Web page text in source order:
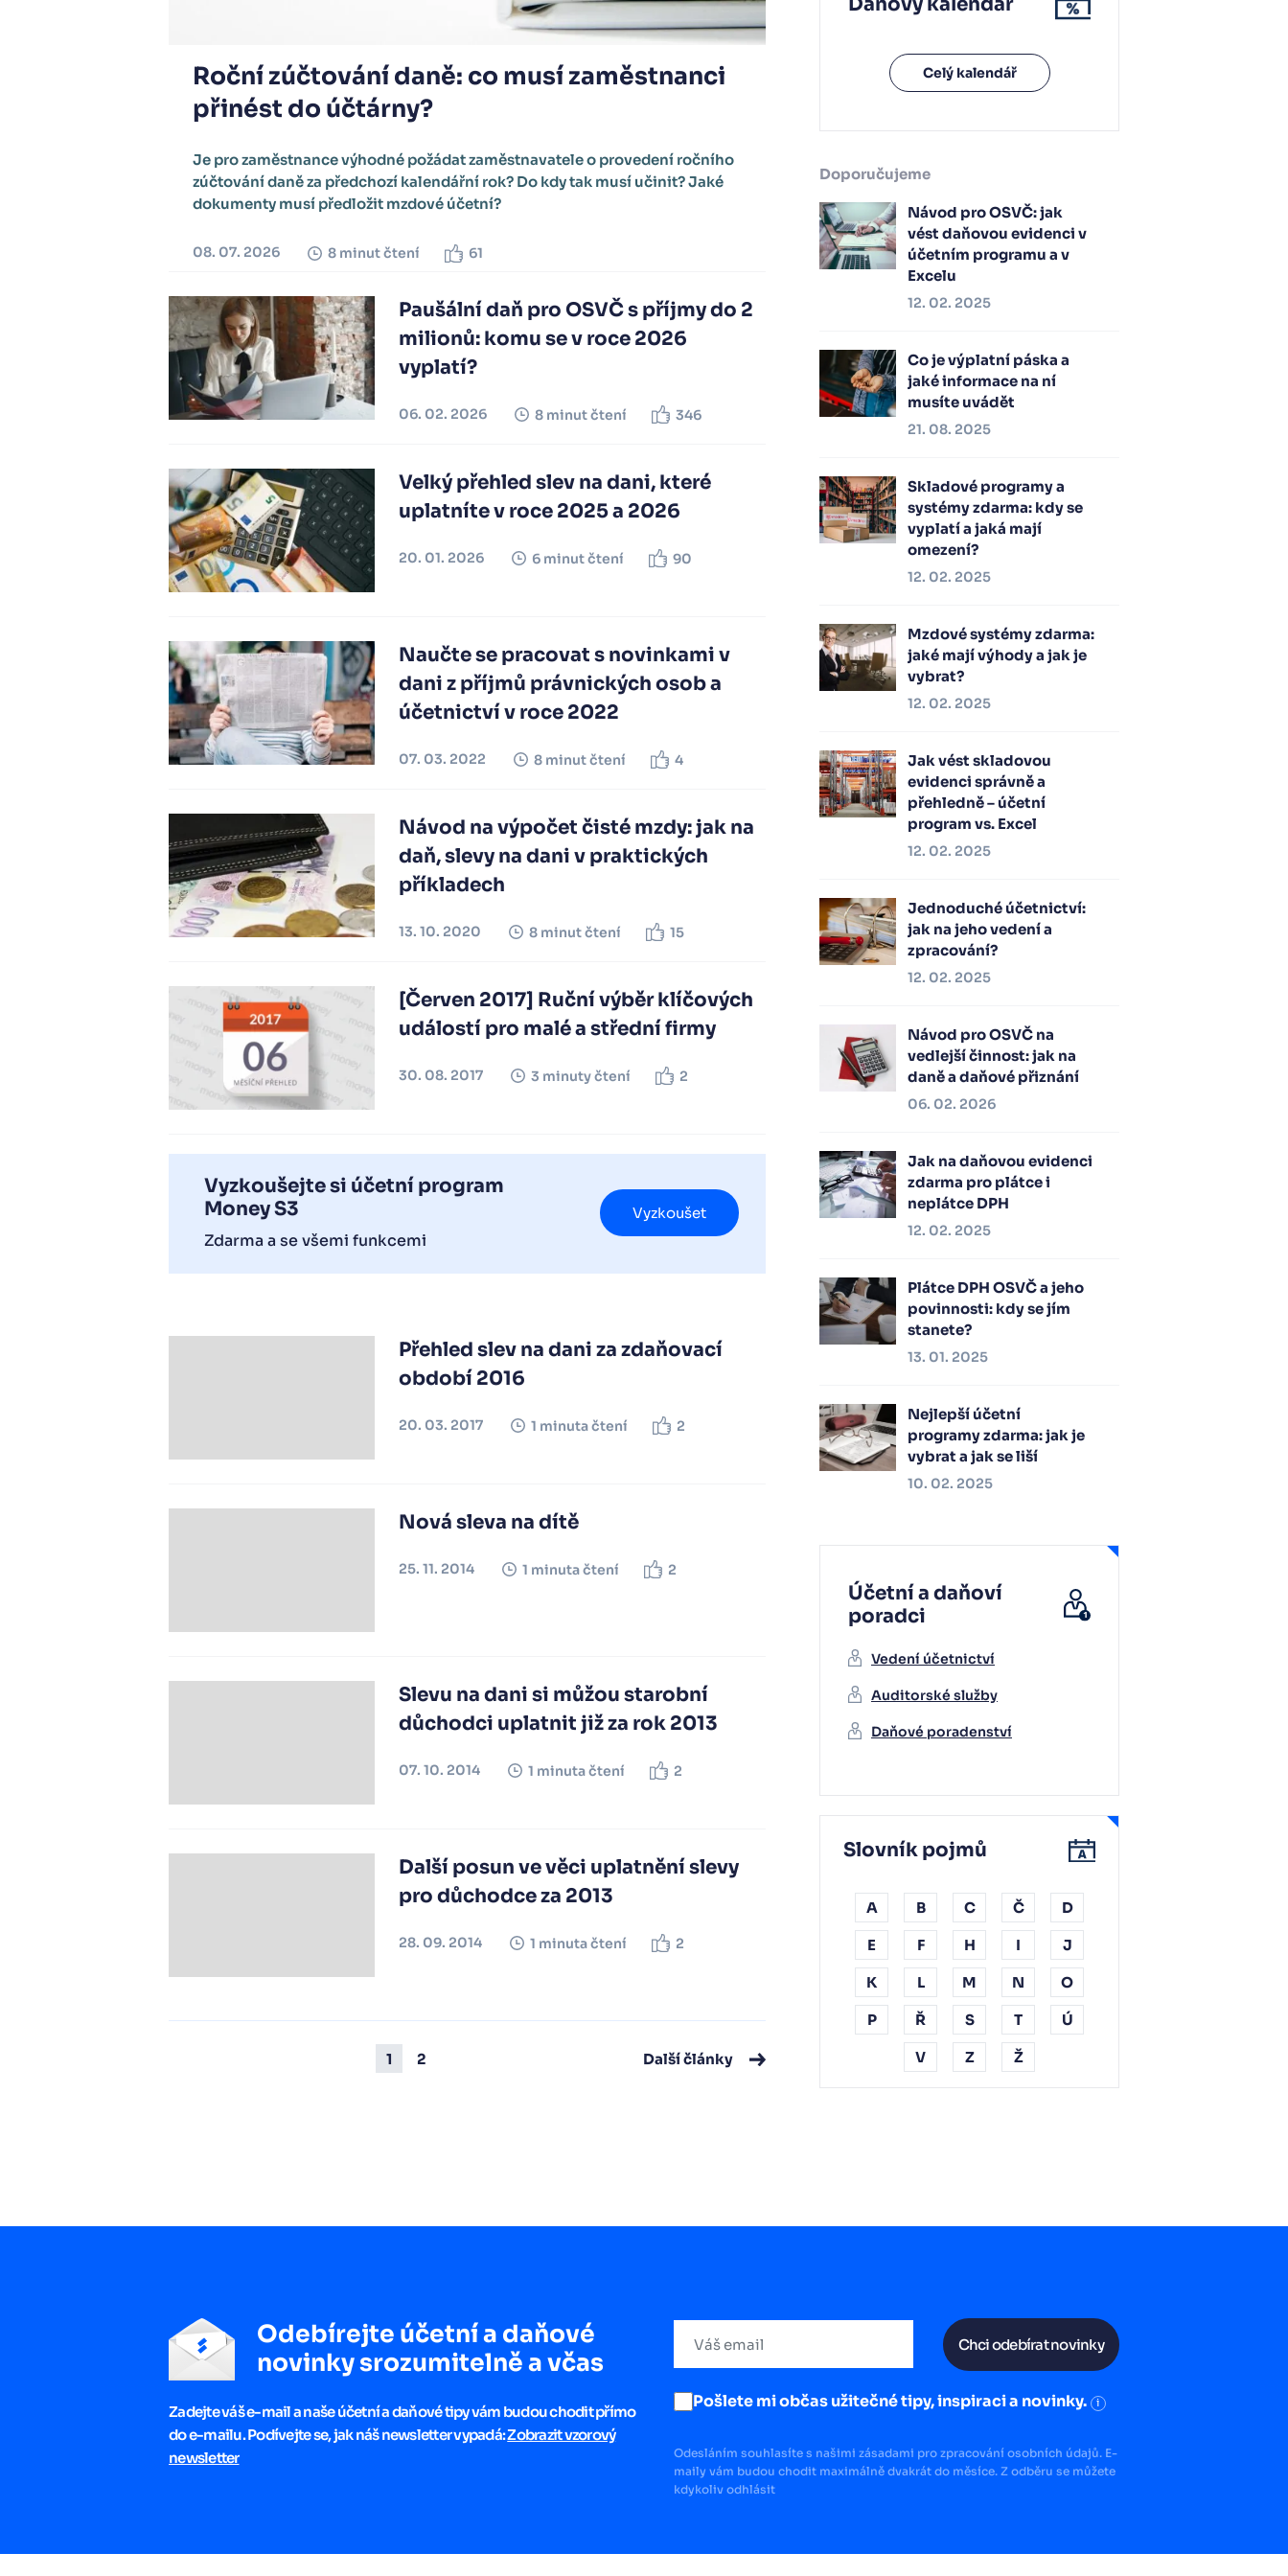
Roční zúčtování daně: co musí zaměstnanci
přinést do účtárny?
Je pro zaměstnance výhodné požádat zaměstnavatele o provedení ročního
zúčtování daně za předchozí kalendářní rok? Do kdy tak musí učinit? Jaké
dokumenty musí předložit mzdové účetní?
08. 07. 2026 8 minut čtení 61
Paušální daň pro OSVČ s příjmy do 2
milionů: komu se v roce 2026
vyplatí?
06. 02. 2026 8 minut čtení 346
Velký přehled slev na dani, které
uplatníte v roce 2025 a 2026
20. 01. 2026 6 minut čtení 90
Naučte se pracovat s novinkami v
dani z příjmů právnických osob a
účetnictví v roce 2022
07. 03. 2022 8 minut čtení 4
Návod na výpočet čisté mzdy: jak na
daň, slevy na dani v praktických
příkladech
13. 10. 2020 8 minut čtení 15
[Červen 2017] Ruční výběr klíčových
událostí pro malé a střední firmy
30. 08. 2017 3 minuty čtení 2
Vyzkoušejte si účetní program
Money S3
Zdarma a se všemi funkcemi
Vyzkoušet
Přehled slev na dani za zdaňovací
období 2016
20. 03. 2017 1 minuta čtení 2
Nová sleva na dítě
25. 11. 2014 1 minuta čtení 2
Slevu na dani si můžou starobní
důchodci uplatnit již za rok 2013
07. 10. 2014 1 minuta čtení 2
Další posun ve věci uplatnění slevy
pro důchodce za 2013
28. 09. 2014 1 minuta čtení 2
1 2 Další články
Celý kalendář
Doporučujeme
Návod pro OSVČ: jak
vést daňovou evidenci v
účetním programu a v
Excelu
12. 02. 2025
Co je výplatní páska a
jaké informace na ní
musíte uvádět
21. 08. 2025
Skladové programy a
systémy zdarma: kdy se
vyplatí a jaká mají
omezení?
12. 02. 2025
Mzdové systémy zdarma:
jaké mají výhody a jak je
vybrat?
12. 02. 2025
Jak vést skladovou
evidenci správně a
přehledně – účetní
program vs. Excel
12. 02. 2025
Jednoduché účetnictví:
jak na jeho vedení a
zpracování?
12. 02. 2025
Návod pro OSVČ na
vedlejší činnost: jak na
daně a daňové přiznání
06. 02. 2026
Jak na daňovou evidenci
zdarma pro plátce i
neplátce DPH
12. 02. 2025
Plátce DPH OSVČ a jeho
povinnosti: kdy se jím
stanete?
13. 01. 2025
Nejlepší účetní
programy zdarma: jak je
vybrat a jak se liší
10. 02. 2025
Účetní a daňoví
poradci
Vedení účetnictví
Auditorské služby
Daňové poradenství
Slovník pojmů
A B C Č D
E F H I J
K L M N O
P Ř S T Ú
V Z Ž
Odebírejte účetní a daňové
novinky srozumitelně a včas
Zadejte váš e-mail a naše účetní a daňové tipy vám budou chodit přímo
do e-mailu. Podívejte se, jak náš newsletter vypadá:Zobrazit vzorový
newsletter
Chci odebírat novinky
Pošlete mi občas užitečné tipy, inspiraci a novinky. i
Odesláním souhlasíte s našimi zásadami pro zpracování osobních údajů. E-
maily vám budou chodit maximálně dvakrát do měsíce. Z odběru se můžete
kdykoliv odhlásit